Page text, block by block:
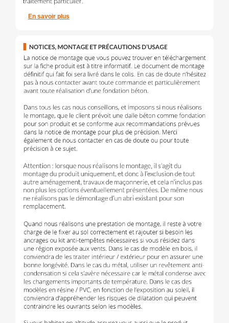
En savoir plus